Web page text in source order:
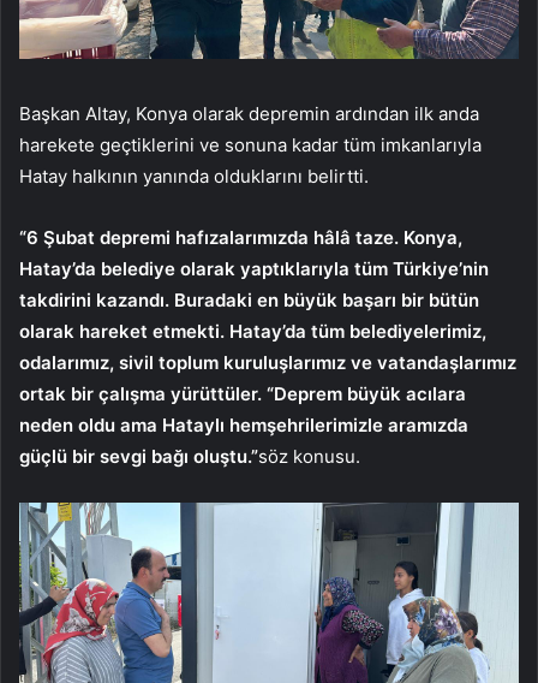
Başkan Altay, Konya olarak depremin ardından ilk anda
harekete geçtiklerini ve sonuna kadar tüm imkanlarıyla
Hatay halkının yanında olduklarını belirtti.
“6 Şubat depremi hafızalarımızda hâlâ taze. Konya,
Hatay’da belediye olarak yaptıklarıyla tüm Türkiye’nin
takdirini kazandı. Buradaki en büyük başarı bir bütün
olarak hareket etmekti. Hatay’da tüm belediyelerimiz,
odalarımız, sivil toplum kuruluşlarımız ve vatandaşlarımız
ortak bir çalışma yürüttüler. “Deprem büyük acılara
neden oldu ama Hataylı hemşehrilerimizle aramızda
güçlü bir sevgi bağı oluştu.”söz konusu.